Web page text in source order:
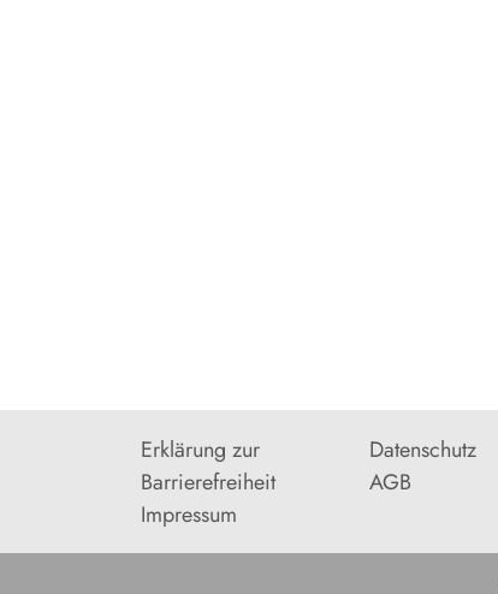
Erklärung zur
Barrierefreiheit
Impressum
Datenschutz
AGB